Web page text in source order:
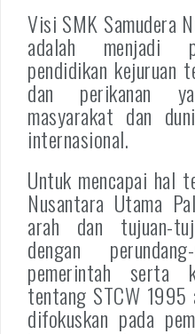
Visi SMK Samudera
adalah menjadi
pendidikan kejuruan
dan perikanan
masyarakat dan
internasional.
Untuk mencapai hal
Nusantara Utama
arah dan tujuan-
dengan
pemerintah serta
tentang STCW 1995
difokuskan pada